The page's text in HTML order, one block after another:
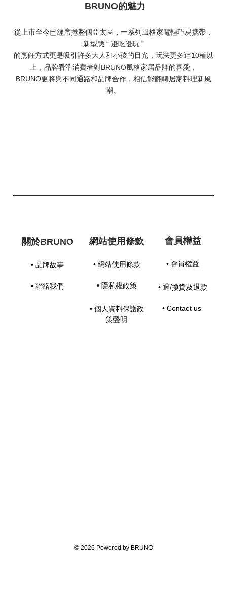
BRUNO的魅力
從上市至今已經席捲整個亞太區，一系列風格家電輕巧易攜帶，
新型態 “ 邊吃邊玩 ”
的烹飪方式更是吸引許多大人和小孩的目光，玩法更多達10種以
上，品牌看準消費者對BRUNO風格家居品牌的喜愛，
BRUNO更將與不同通路和品牌合作，相信能翻轉居家料理新風
潮。
關於BRUNO
• 品牌故事
• 聯絡我們
網站使用條款
• 網站使用條款
• 隱私權政策
• 個人資料保護政
策聲明
會員權益
• 會員權益
• 退/換貨及退款
• Contact us
© 2026 Powered by BRUNO